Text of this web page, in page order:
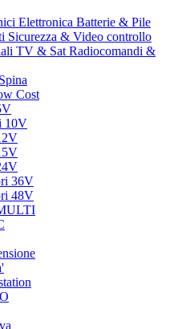
Elettronica Batterie & Pile
Sicurezza & Video controllo
TV & Sat Radiocomandi &
Cost
10V
36V
48V